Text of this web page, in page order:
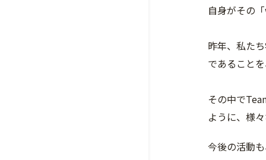
自身がその
昨年、私た
であること
その中で
ように、様
今後の活動